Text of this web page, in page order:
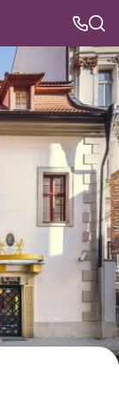
Voir sur la carte